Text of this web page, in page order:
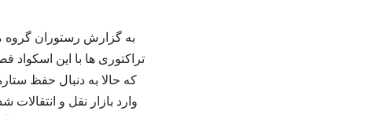
به گزارش رستوران گروه
تراکتوری ها با این
که حالا به دنبال حفظ
وارد بازار نقل و